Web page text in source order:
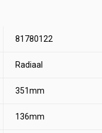
81780122
Radiaal
351mm
136mm